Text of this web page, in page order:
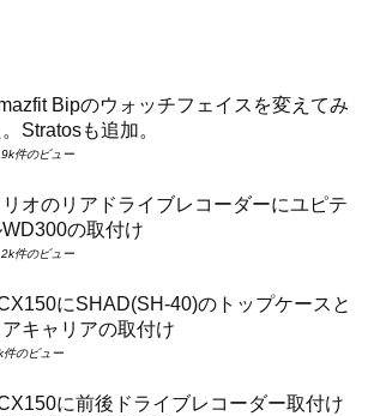
Bipのウォッチフェイスを変えてみ
Stratosも追加。
件のビュー
リオのリアドライブレコーダーにユピテ
WD300の取付け
件のビュー
にSHAD(SH-40)のトップケースと
アキャリアの取付け
件のビュー
に前後ドライブレコーダー取付け